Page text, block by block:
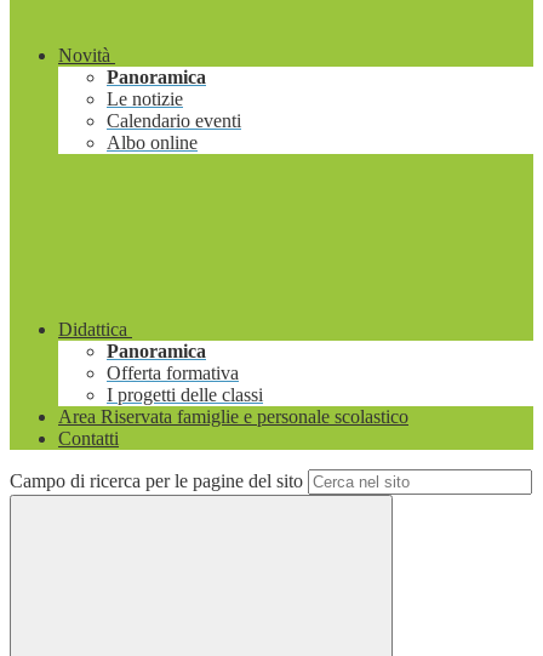
Novità
Panoramica
Le notizie
Calendario eventi
Albo online
Didattica
Panoramica
Offerta formativa
I progetti delle classi
Area Riservata famiglie e personale scolastico
Contatti
Campo di ricerca per le pagine del sito